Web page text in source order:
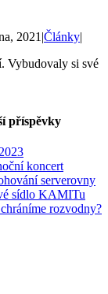
2021 |Články|
Vybudovaly si své
příspěvky
koncert
serverovny
sídlo KAMITu
rozvodny?